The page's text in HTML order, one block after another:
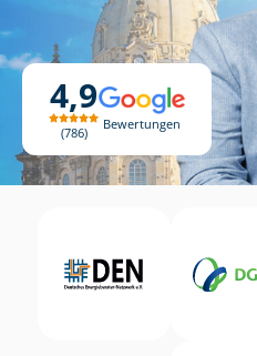
4,9
786
Bewertungen